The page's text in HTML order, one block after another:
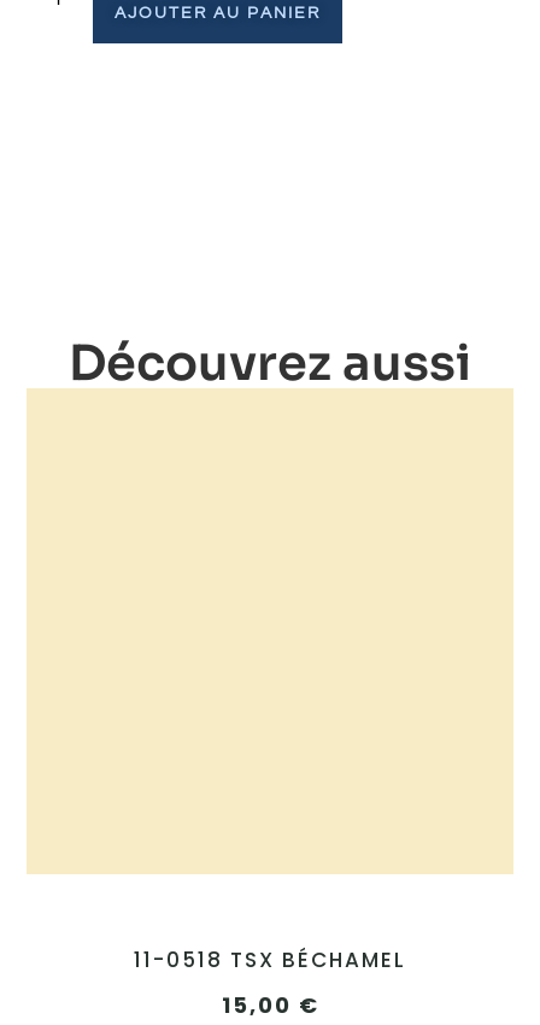
AJOUTER AU PANIER
Découvrez aussi
11-0518 TSX BÉCHAMEL
15,00 €